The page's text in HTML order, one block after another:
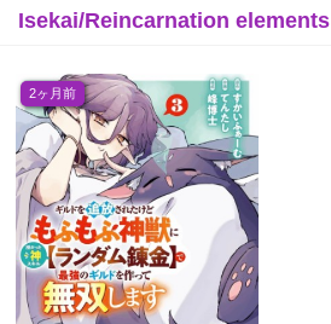
Isekai/Reincarnation elements
2ヶ月前